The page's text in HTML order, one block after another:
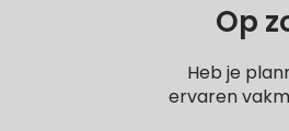
Op
Heb je
ervaren